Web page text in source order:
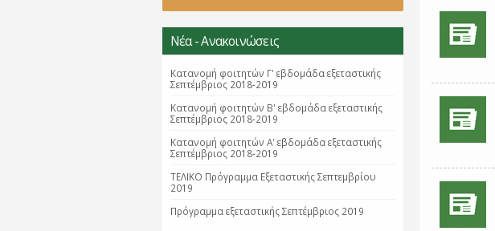
Νέα - Ανακοινώσεις
Κατανομή φοιτητών Γ' εβδομάδα εξεταστικής
Σεπτέμβριος 2018-2019
Κατανομή φοιτητών B' εβδομάδα εξεταστικής
Σεπτέμβριος 2018-2019
Κατανομή φοιτητών Α' εβδομάδα εξεταστικής
Σεπτέμβριος 2018-2019
ΤΕΛΙΚΟ Πρόγραμμα Εξεταστικής Σεπτεμβρίου
2019
Πρόγραμμα εξεταστικής Σεπτέμβριος 2019